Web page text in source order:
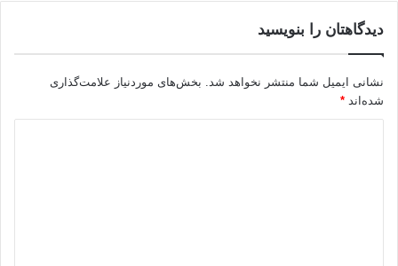
دیدگاهتان را بنویسید
نشانی ایمیل شما منتشر نخواهد شد.
بخش‌های موردنیاز علامت‌گذاری
شده‌اند *